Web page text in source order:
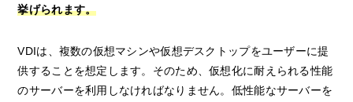
挙げられます。
VDIは、複数の仮想マシンや仮想デスクトップをユーザーに提
供することを想定します。そのため、仮想化に耐えられる性能
のサーバーを利用しなければなりません。低性能なサーバーを